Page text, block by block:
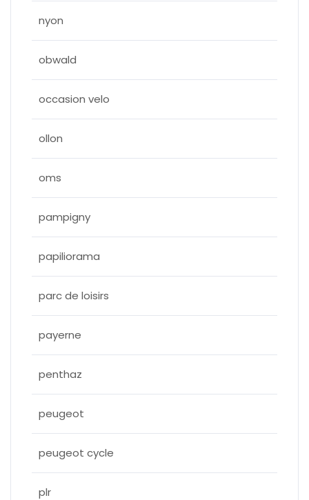
nyon
obwald
occasion velo
ollon
oms
pampigny
papiliorama
parc de loisirs
payerne
penthaz
peugeot
peugeot cycle
plr